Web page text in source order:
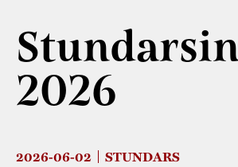
2026
2026-06-02 STUNDARS